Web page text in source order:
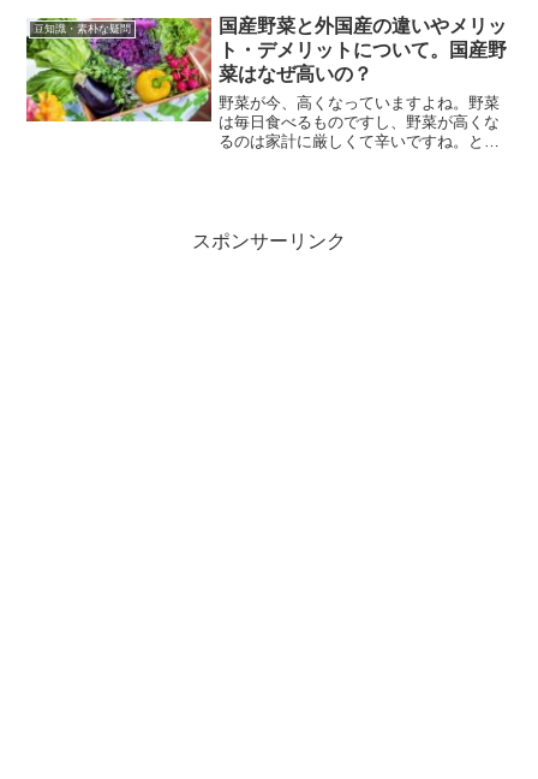
かもしれませんね。私もその一人です。
今回は、「リプありがとうございます」
とは、どういう意味なのか？
豆知識・素朴な疑問
国産野菜と外国産の違いやメリッ
ト・デメリットについて。国産野
菜はなぜ高いの？
野菜が今、高くなっていますよね。野菜
は毎日食べるものですし、野菜が高くな
るのは家計に厳しくて辛いですね。とこ
スポンサーリンク